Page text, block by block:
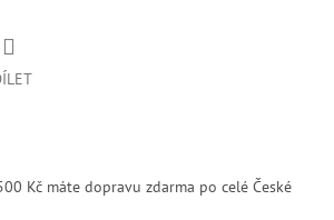
Kč máte dopravu zdarma po celé České